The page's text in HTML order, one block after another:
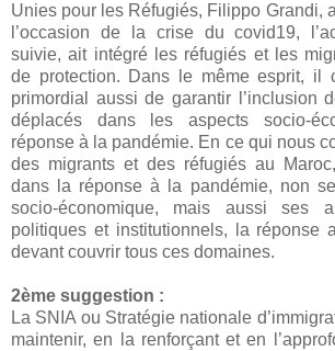
Unies pour les Réfugiés, Filippo Grandi,
l’occasion de la crise du covid19,
suivie, ait intégré les réfugiés et les
de protection. Dans le même esprit, il
primordial aussi de garantir l’inclusion
déplacés dans les aspects socio-
réponse à la pandémie. En ce qui nous
des migrants et des réfugiés au
dans la réponse à la pandémie, non
socio-économique, mais aussi ses
politiques et institutionnels, la réponse
devant couvrir tous ces domaines.
2ème suggestion :
La SNIA ou Stratégie nationale
maintenir, en la renforçant et en